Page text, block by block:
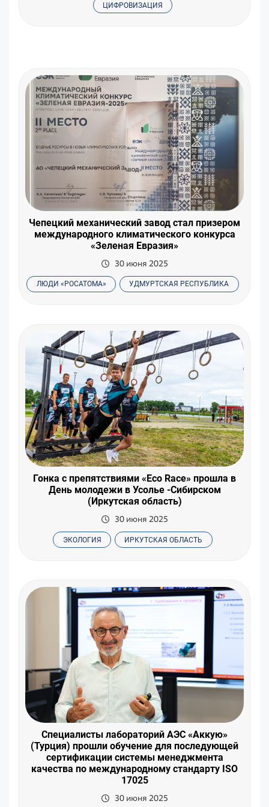
ЦИФРОВИЗАЦИЯ
Чепецкий механический завод стал призером
международного климатического конкурса
«Зеленая Евразия»
30 июня 2025
ЛЮДИ «РОСАТОМА» УДМУРТСКАЯ РЕСПУБЛИКА
Гонка с препятствиями «Eco Race» прошла в
День молодежи в Усолье -Сибирском
(Иркутская область)
30 июня 2025
ЭКОЛОГИЯ ИРКУТСКАЯ ОБЛАСТЬ
Специалисты лабораторий АЭС «Аккую»
(Турция) прошли обучение для последующей
сертификации системы менеджмента
качества по международному стандарту ISO
17025
30 июня 2025